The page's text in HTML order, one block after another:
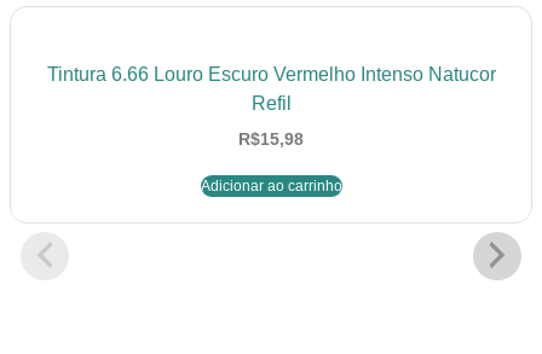
Tintura 6.66 Louro Escuro Vermelho Intenso Natucor
Refil
R$15,98
Adicionar ao carrinho